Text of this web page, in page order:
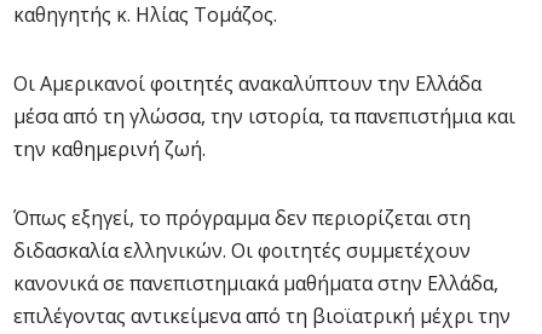
καθηγητής κ. Ηλίας Τομάζος.
Οι Αμερικανοί φοιτητές ανακαλύπτουν την Ελλάδα
μέσα από τη γλώσσα, την ιστορία, τα πανεπιστήμια και
την καθημερινή ζωή.
Όπως εξηγεί, το πρόγραμμα δεν περιορίζεται στη
διδασκαλία ελληνικών. Οι φοιτητές συμμετέχουν
κανονικά σε πανεπιστημιακά μαθήματα στην Ελλάδα,
επιλέγοντας αντικείμενα από τη βιοϊατρική μέχρι την